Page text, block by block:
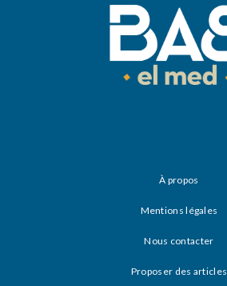
À propos
Mentions légales
Nous contacter
Proposer des articles